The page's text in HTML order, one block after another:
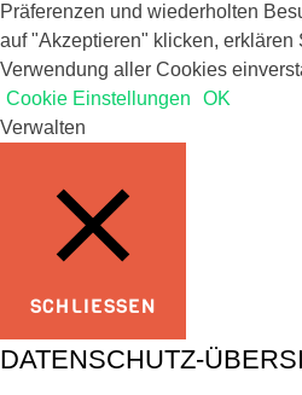
Präferenzen und wiederholten
auf "Akzeptieren" klicken, erklären
Verwendung aller Cookies
Cookie Einstellungen
OK
Verwalten
SCHLIESSEN
DATENSCHUTZ-